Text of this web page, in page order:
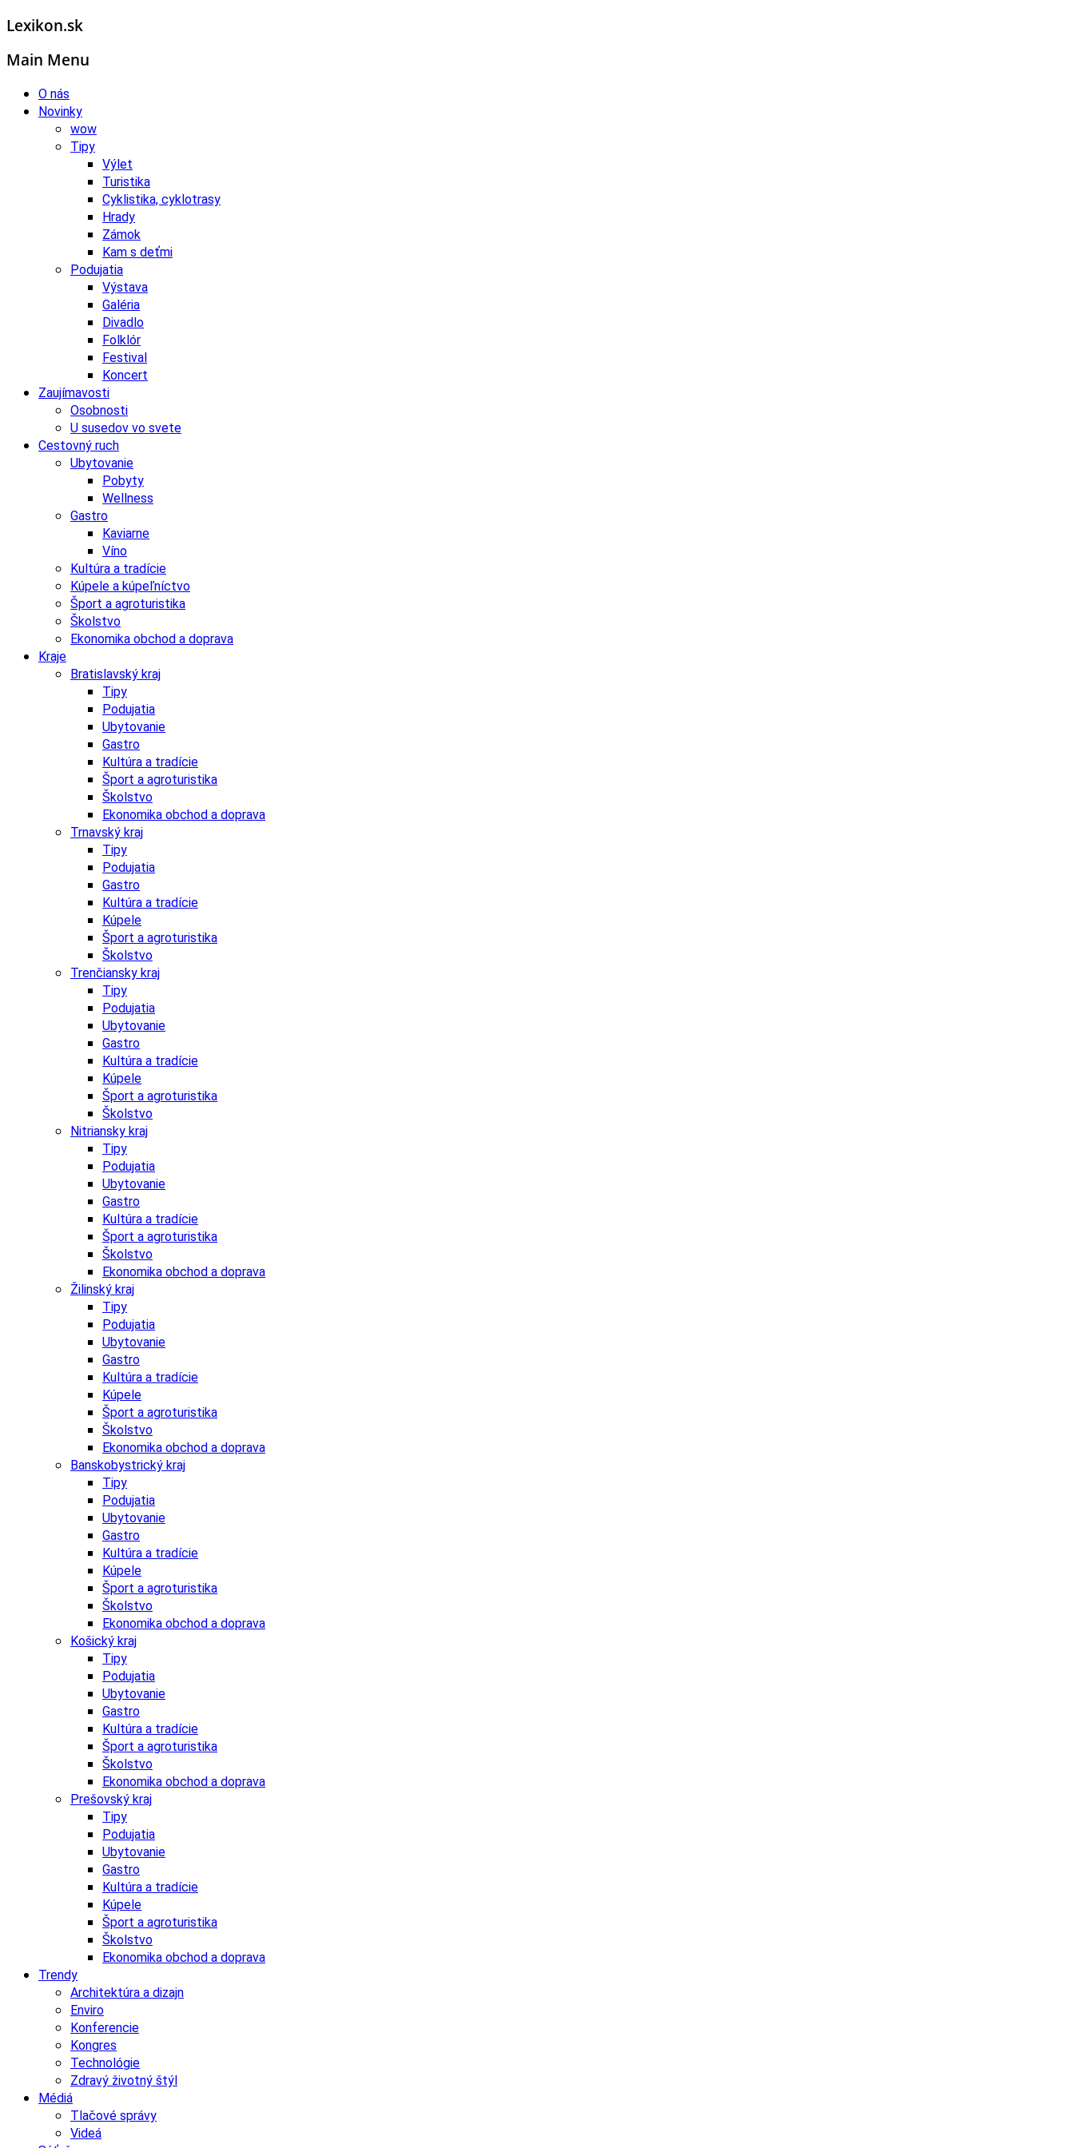
Lexikon.sk
Main Menu
O nás
Novinky
wow
Tipy
Výlet
Turistika
Cyklistika, cyklotrasy
Hrady
Zámok
Kam s deťmi
Podujatia
Výstava
Galéria
Divadlo
Folklór
Festival
Koncert
Zaujímavosti
Osobnosti
U susedov vo svete
Cestovný ruch
Ubytovanie
Pobyty
Wellness
Gastro
Kaviarne
Víno
Kultúra a tradície
Kúpele a kúpeľníctvo
Šport a agroturistika
Školstvo
Ekonomika obchod a doprava
Kraje
Bratislavský kraj
Tipy
Podujatia
Ubytovanie
Gastro
Kultúra a tradície
Šport a agroturistika
Školstvo
Ekonomika obchod a doprava
Trnavský kraj
Tipy
Podujatia
Gastro
Kultúra a tradície
Kúpele
Šport a agroturistika
Školstvo
Trenčiansky kraj
Tipy
Podujatia
Ubytovanie
Gastro
Kultúra a tradície
Kúpele
Šport a agroturistika
Školstvo
Nitriansky kraj
Tipy
Podujatia
Ubytovanie
Gastro
Kultúra a tradície
Šport a agroturistika
Školstvo
Ekonomika obchod a doprava
Žilinský kraj
Tipy
Podujatia
Ubytovanie
Gastro
Kultúra a tradície
Kúpele
Šport a agroturistika
Školstvo
Ekonomika obchod a doprava
Banskobystrický kraj
Tipy
Podujatia
Ubytovanie
Gastro
Kultúra a tradície
Kúpele
Šport a agroturistika
Školstvo
Ekonomika obchod a doprava
Košický kraj
Tipy
Podujatia
Ubytovanie
Gastro
Kultúra a tradície
Šport a agroturistika
Školstvo
Ekonomika obchod a doprava
Prešovský kraj
Tipy
Podujatia
Ubytovanie
Gastro
Kultúra a tradície
Kúpele
Šport a agroturistika
Školstvo
Ekonomika obchod a doprava
Trendy
Architektúra a dizajn
Enviro
Konferencie
Kongres
Technológie
Zdravý životný štýl
Médiá
Tlačové správy
Videá